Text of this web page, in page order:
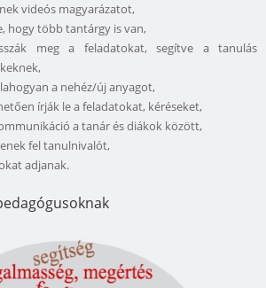
videós magyarázatot,
hogy több tantárgy is van,
meg a feladatokat, segítve a tanulás
a nehéz/új anyagot,
írják le a feladatokat, kéréseket,
a tanár és diákok között,
fel tanulnivalót,
adjanak.